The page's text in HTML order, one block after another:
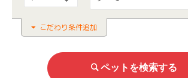
こだわり条件追加